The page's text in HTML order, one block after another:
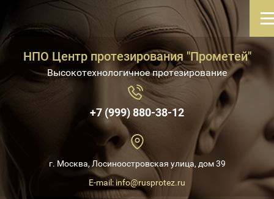
НПО Центр протезирования "Прометей"
Высокотехнологичное протезирование
+7 (999) 880-38-12
г. Москва, Лосиноостровская улица, дом 39
E-mail: info@rusprotez.ru